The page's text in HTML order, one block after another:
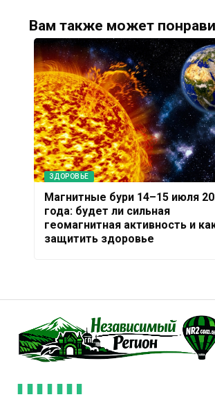
Вам также может
ЗДОРОВЬЕ
Магнитные бури 14–15 июля
года: будет ли сильная
геомагнитная активность и
защитить здоровье